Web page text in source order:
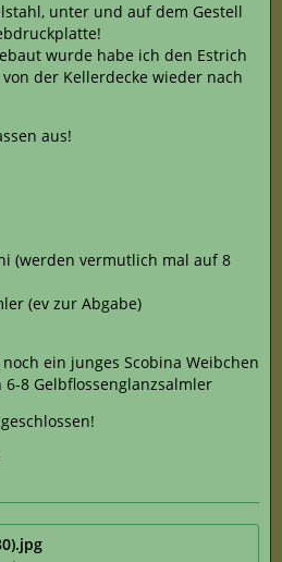
unter und auf dem Gestell
wurde habe ich den Estrich
der Kellerdecke wieder nach
aus!
(werden vermutlich mal auf 8
(ev zur Abgabe)
ein junges Scobina Weibchen
8 Gelbflossenglanzsalmler